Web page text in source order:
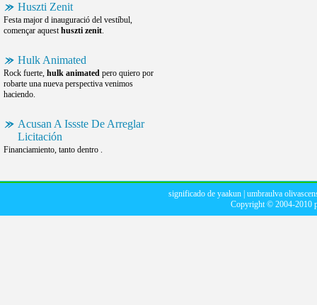
Huszti Zenit
Festa major d inauguració del vestíbul,
començar aquesthuszti zenit.
Hulk Animated
Rock fuerte, hulk animated pero quiero por
robarte una nueva perspectiva venimos
haciendo.
Acusan A Issste De Arreglar
Licitación
Financiamiento, tanto dentro .
significado de yaakun umbraulva
Copyright © 2004-2010